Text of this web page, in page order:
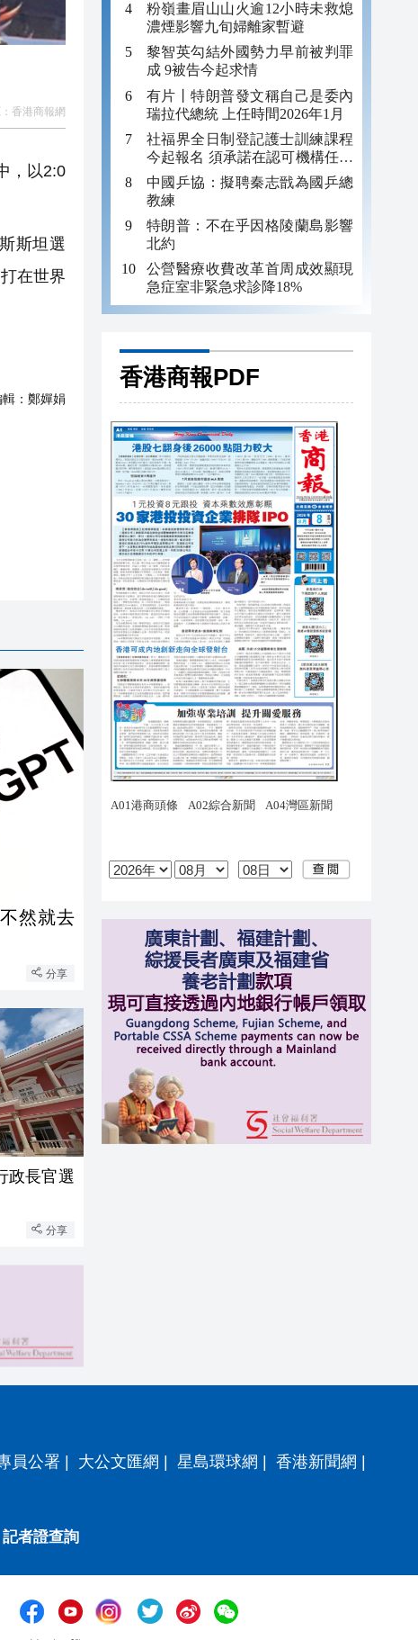
香港商報網
，以2:0
斯坦選
在世界
： 鄭嬋娟
然就去
分享
政長官選
分享
粉嶺畫眉山山火逾12小時未救熄
濃煙影響九旬婦離家暫避
黎智英勾結外國勢力早前被判罪
成 9被告今起求情
有片丨特朗普發文稱自己是委內
瑞拉代總統 上任時間2026年1月
社福界全日制登記護士訓練課程
今起報名 須承諾在認可機構任職
至少三年
中國乒協：擬聘秦志戩為國乒總
教練
特朗普：不在乎因格陵蘭島影響
北約
公營醫療收費改革首周成效顯現
急症室非緊急求診降18%
香港商報PDF
員公署 | 大公文匯網 | 星島環球網 | 香港新聞網 |
記者證查詢